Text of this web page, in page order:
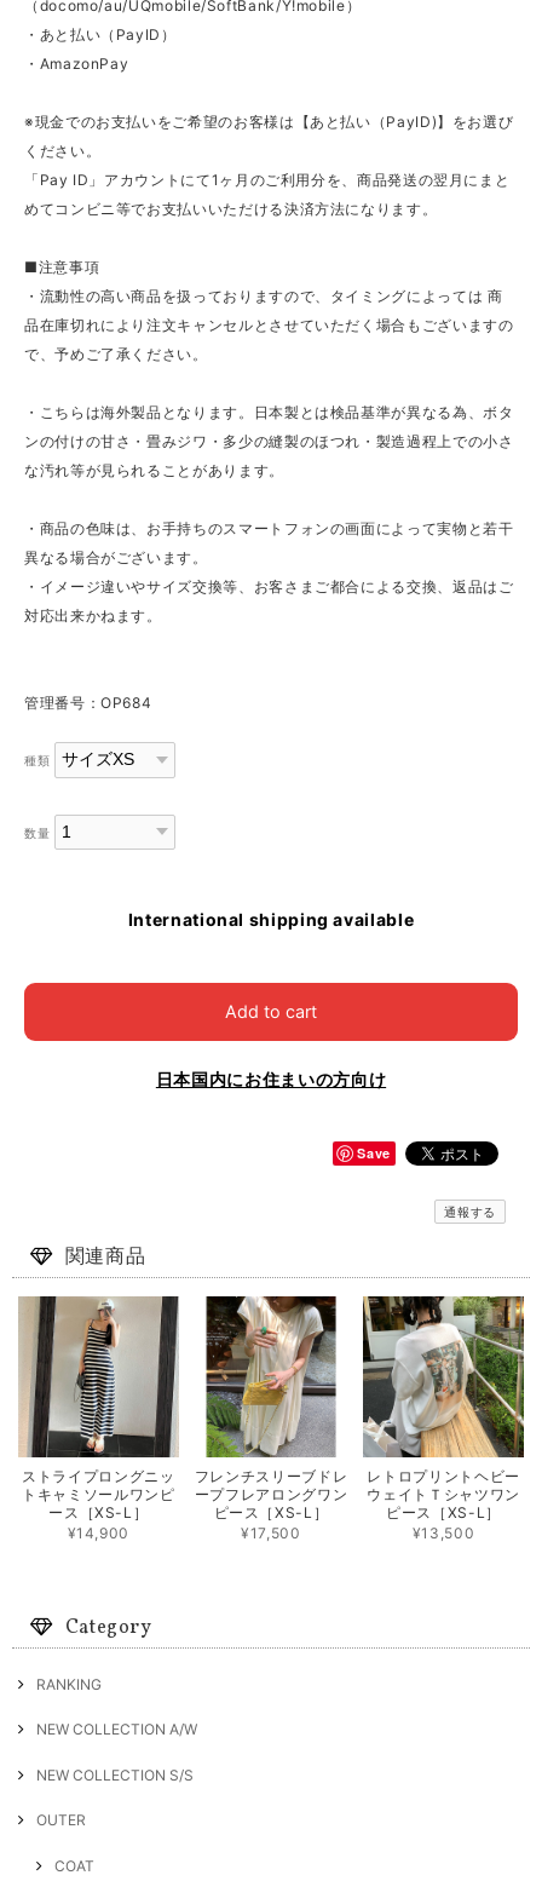
（docomo/au/UQmobile/SoftBank/Y!mobile）
・あと払い（PayID）
・AmazonPay
※現金でのお支払いをご希望のお客様は【あと払い（PayID)】をお選び
ください。
「Pay ID」アカウントにて1ヶ月のご利用分を、商品発送の翌月にまと
めてコンビニ等でお支払いいただける決済方法になります。
■注意事項
・流動性の高い商品を扱っておりますので、タイミングによっては 商
品在庫切れにより注文キャンセルとさせていただく場合もございますの
で、予めご了承ください。
・こちらは海外製品となります。日本製とは検品基準が異なる為、ボタ
ンの付けの甘さ・畳みジワ・多少の縫製のほつれ・製造過程上での小さ
な汚れ等が見られることがあります。
・商品の色味は、お手持ちのスマートフォンの画面によって実物と若干
異なる場合がございます。
・イメージ違いやサイズ交換等、お客さまご都合による交換、返品はご
対応出来かねます。
管理番号：OP684
種類
数量
International shipping available
Add to cart
日本国内にお住まいの方向け
Save
通報する
関連商品
ストライプロングニッ
トキャミソールワンピ
ース［XS-L］
¥14,900
フレンチスリーブドレ
ープフレアロングワン
ピース［XS-L］
¥17,500
レトロプリントヘビー
ウェイトＴシャツワン
ピース［XS-L］
¥13,500
Category
RANKING
NEW COLLECTION A/W
NEW COLLECTION S/S
OUTER
COAT